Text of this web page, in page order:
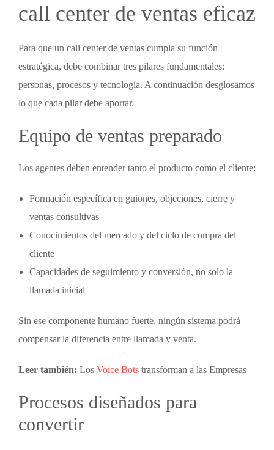
call center de ventas eficaz
Para que un call center de ventas cumpla su función
estratégica, debe combinar tres pilares fundamentales:
personas, procesos y tecnología. A continuación desglosamos
lo que cada pilar debe aportar.
Equipo de ventas preparado
Los agentes deben entender tanto el producto como el cliente:
Formación específica en guiones, objeciones, cierre y
ventas consultivas
Conocimientos del mercado y del ciclo de compra del
cliente
Capacidades de seguimiento y conversión, no solo la
llamada inicial
Sin ese componente humano fuerte, ningún sistema podrá
compensar la diferencia entre llamada y venta.
Leer también: Los Voice Bots transforman a las Empresas
Procesos diseñados para
convertir